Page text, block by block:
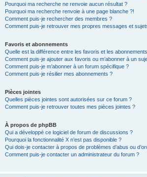
Pourquoi ma recherche ne renvoie aucun résultat ?
Pourquoi ma recherche renvoie à une page blanche ?!
Comment puis-je rechercher des membres ?
Comment puis-je retrouver mes propres messages et
Favoris et abonnements
Quelle est la différence entre les favoris et les
Comment puis-je ajouter aux favoris ou m’abonner à un
Comment puis-je m’abonner à un forum spécifique ?
Comment puis-je résilier mes abonnements ?
Pièces jointes
Quelles pièces jointes sont autorisées sur ce forum ?
Comment puis-je retrouver toutes mes pièces jointes ?
À propos de phpBB
Qui a développé ce logiciel de forum de discussions ?
Pourquoi la fonctionnalité X n’est pas disponible ?
Qui dois-je contacter à propos de problèmes d’abus ou
Comment puis-je contacter un administrateur du forum ?